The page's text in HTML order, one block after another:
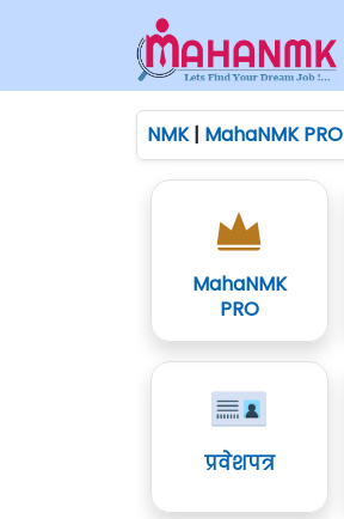
NMK| MahaNMK PRO
MahaNMK
PRO
प्रवेशपत्र